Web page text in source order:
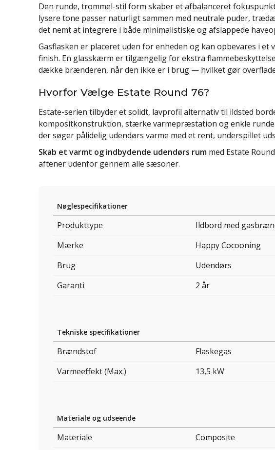
Den runde, trommel-stil form skaber et afbalanceret
lysere tone passer naturligt sammen med neutrale puder,
det nemt at integrere i både minimalistiske og afslappede
Gasflasken er placeret uden for enheden og kan opbevares i
finish. En glasskærm er tilgængelig for ekstra
dække brænderen, når den ikke er i brug — hvilket gør
Hvorfor Vælge Estate Round 76?
Estate-serien tilbyder et solidt, lavprofil alternativ til ildsted
kompositkonstruktion, stærke varmepræstation og enkle
der søger pålidelig udendørs varme med et rent, underspillet
Skab et varmt og indbydende udendørs rum med Estate
aftener udenfor gennem alle sæsoner.
Nøglespecifikationer
Produkttype
Ildbord med
Mærke
Happy Cocooning
Brug
Udendørs
Garanti
2 år
Tekniske specifikationer
Brændstof
Flaskegas
Varmeeffekt (Max.)
13,5 kW
Materiale og udseende
Materiale Composite